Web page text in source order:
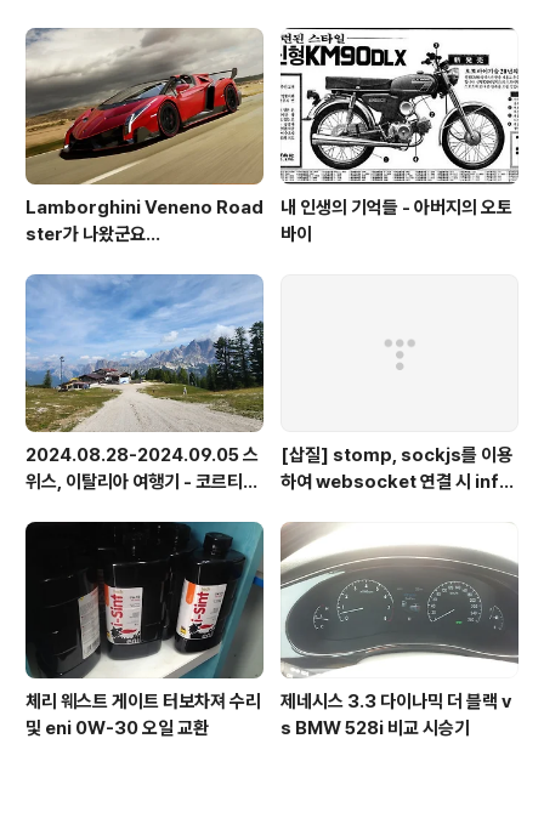
Lamborghini Veneno Road
ster가 나왔군요...
내 인생의 기억들 - 아버지의 오토
바이
2024.08.28-2024.09.05 스
위스, 이탈리아 여행기 - 코르티나
스
[삽질] stomp, sockjs를 이용
하여 websocket 연결 시 info
체리 웨스트 게이트 터보차져 수리
및 eni 0W-30 오일 교환
제네시스 3.3 다이나믹 더 블랙 v
s BMW 528i 비교 시승기